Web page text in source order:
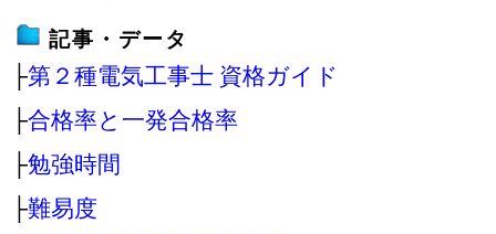
記事・データ
├第２種電気工事士 資格ガイド
├合格率と一発合格率
├勉強時間
├難易度